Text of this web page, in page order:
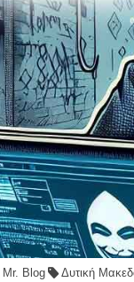
Mr. Blog Δυτική